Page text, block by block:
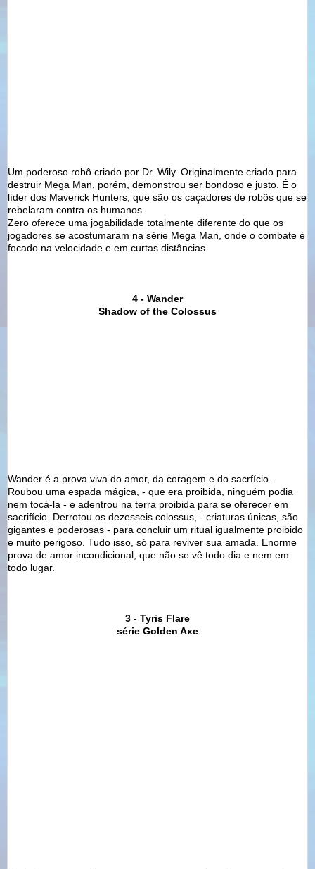
Um poderoso robô criado por Dr. Wily. Originalmente criado para
destruir Mega Man, porém, demonstrou ser bondoso e justo. É o
líder dos Maverick Hunters, que são os caçadores de robôs que se
rebelaram contra os humanos.
Zero oferece uma jogabilidade totalmente diferente do que os
jogadores se acostumaram na série Mega Man, onde o combate é
focado na velocidade e em curtas distâncias.
4 - Wander
Shadow of the Colossus
Wander é a prova viva do amor, da coragem e do sacrfício.
Roubou uma espada mágica, - que era proibida, ninguém podia
nem tocá-la - e adentrou na terra proibida para se oferecer em
sacrifício. Derrotou os dezesseis colossus, - criaturas únicas, são
gigantes e poderosas - para concluir um ritual igualmente proibido
e muito perigoso. Tudo isso, só para reviver sua amada. Enorme
prova de amor incondicional, que não se vê todo dia e nem em
todo lugar.
3 - Tyris Flare
série Golden Axe